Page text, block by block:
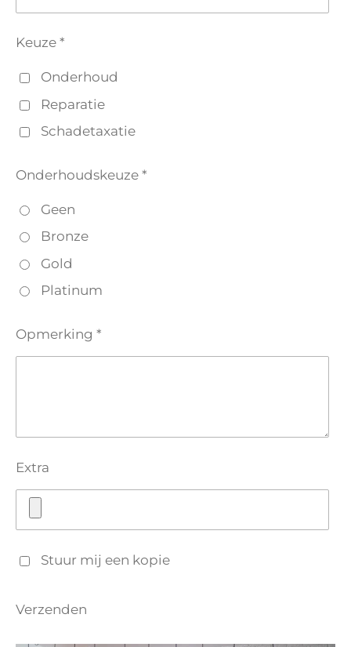
Keuze *
Onderhoud
Reparatie
Schadetaxatie
Onderhoudskeuze *
Geen
Bronze
Gold
Platinum
Opmerking *
Extra
Stuur mij een kopie
Verzenden